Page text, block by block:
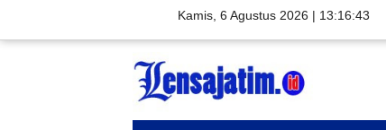
Kamis, 6 Agustus 2026 | 13:16:45